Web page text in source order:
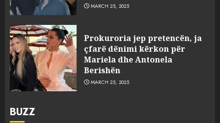
MARCH 25, 2025
Prokuroria jep pretencën, ja
çfarë dënimi kërkon për
Mariela dhe Antonela
Berishën
MARCH 25, 2025
BUZZ